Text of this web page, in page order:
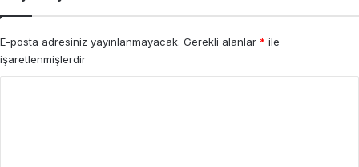
E-posta adresiniz yayınlanmayacak. Gerekli alanlar * ile
işaretlenmişlerdir